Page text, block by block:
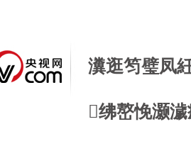
瀵逛笉璧凤
绋嶅悗灏